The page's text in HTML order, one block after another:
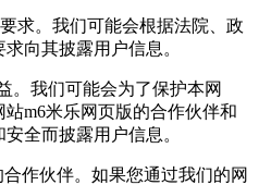
。我们可能会根据法院、政
向其披露用户信息。
我们可能会为了保护本网
m6米乐网页版的合作伙伴和
全而披露用户信息。
作伙伴。如果您通过我们的网